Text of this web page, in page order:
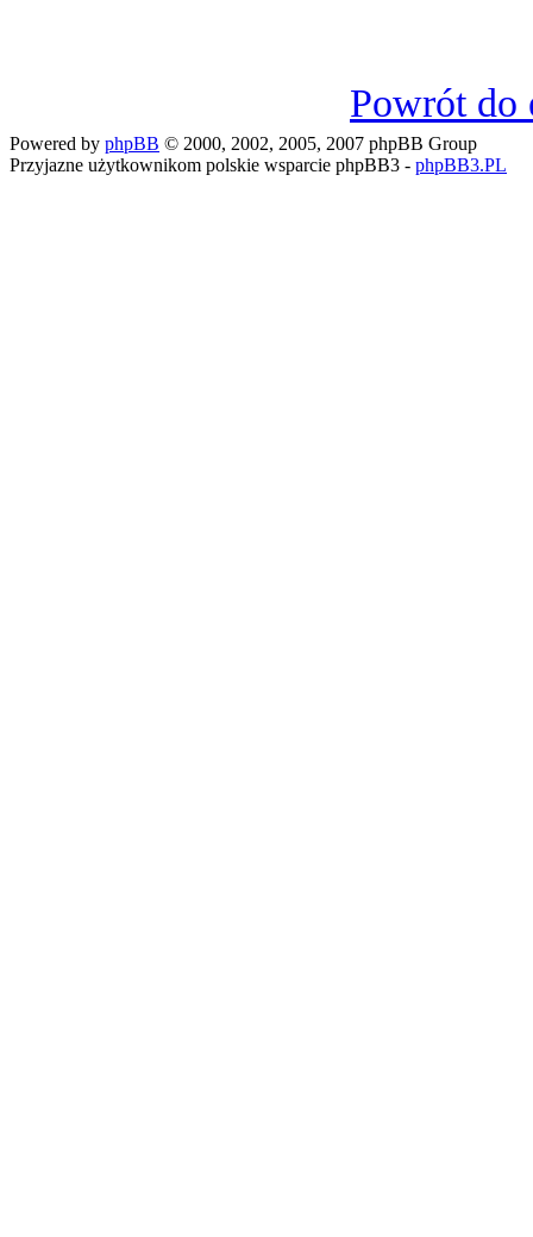
Powrót do
Powered by phpBB © 2000, 2002, 2005, 2007 phpBB Group
Przyjazne użytkownikom polskie wsparcie phpBB3 - phpBB3.PL